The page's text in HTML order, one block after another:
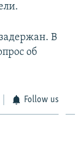
В
об
Follow us